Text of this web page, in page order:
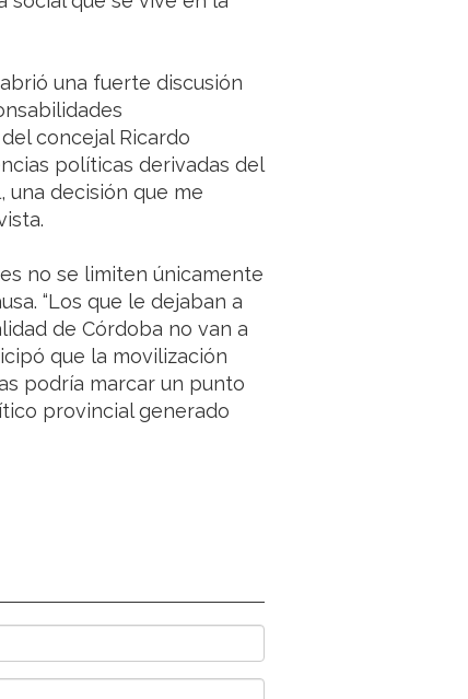
una fuerte discusión
concejal Ricardo
políticas derivadas del
una decisión que me
no se limiten únicamente
“Los que le dejaban a
de Córdoba no van a
que la movilización
podría marcar un punto
provincial generado